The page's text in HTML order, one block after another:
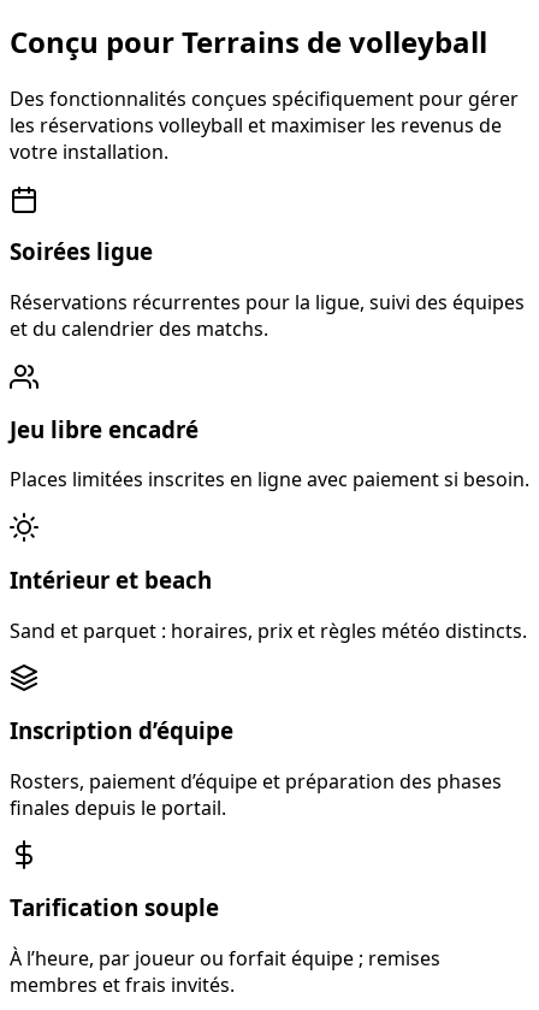
Conçu pour Terrains de volleyball
Des fonctionnalités conçues spécifiquement pour gérer
les réservations volleyball et maximiser les revenus de
votre installation.
Soirées ligue
Réservations récurrentes pour la ligue, suivi des équipes
et du calendrier des matchs.
Jeu libre encadré
Places limitées inscrites en ligne avec paiement si besoin.
Intérieur et beach
Sand et parquet : horaires, prix et règles météo distincts.
Inscription d’équipe
Rosters, paiement d’équipe et préparation des phases
finales depuis le portail.
Tarification souple
À l’heure, par joueur ou forfait équipe ; remises
membres et frais invités.